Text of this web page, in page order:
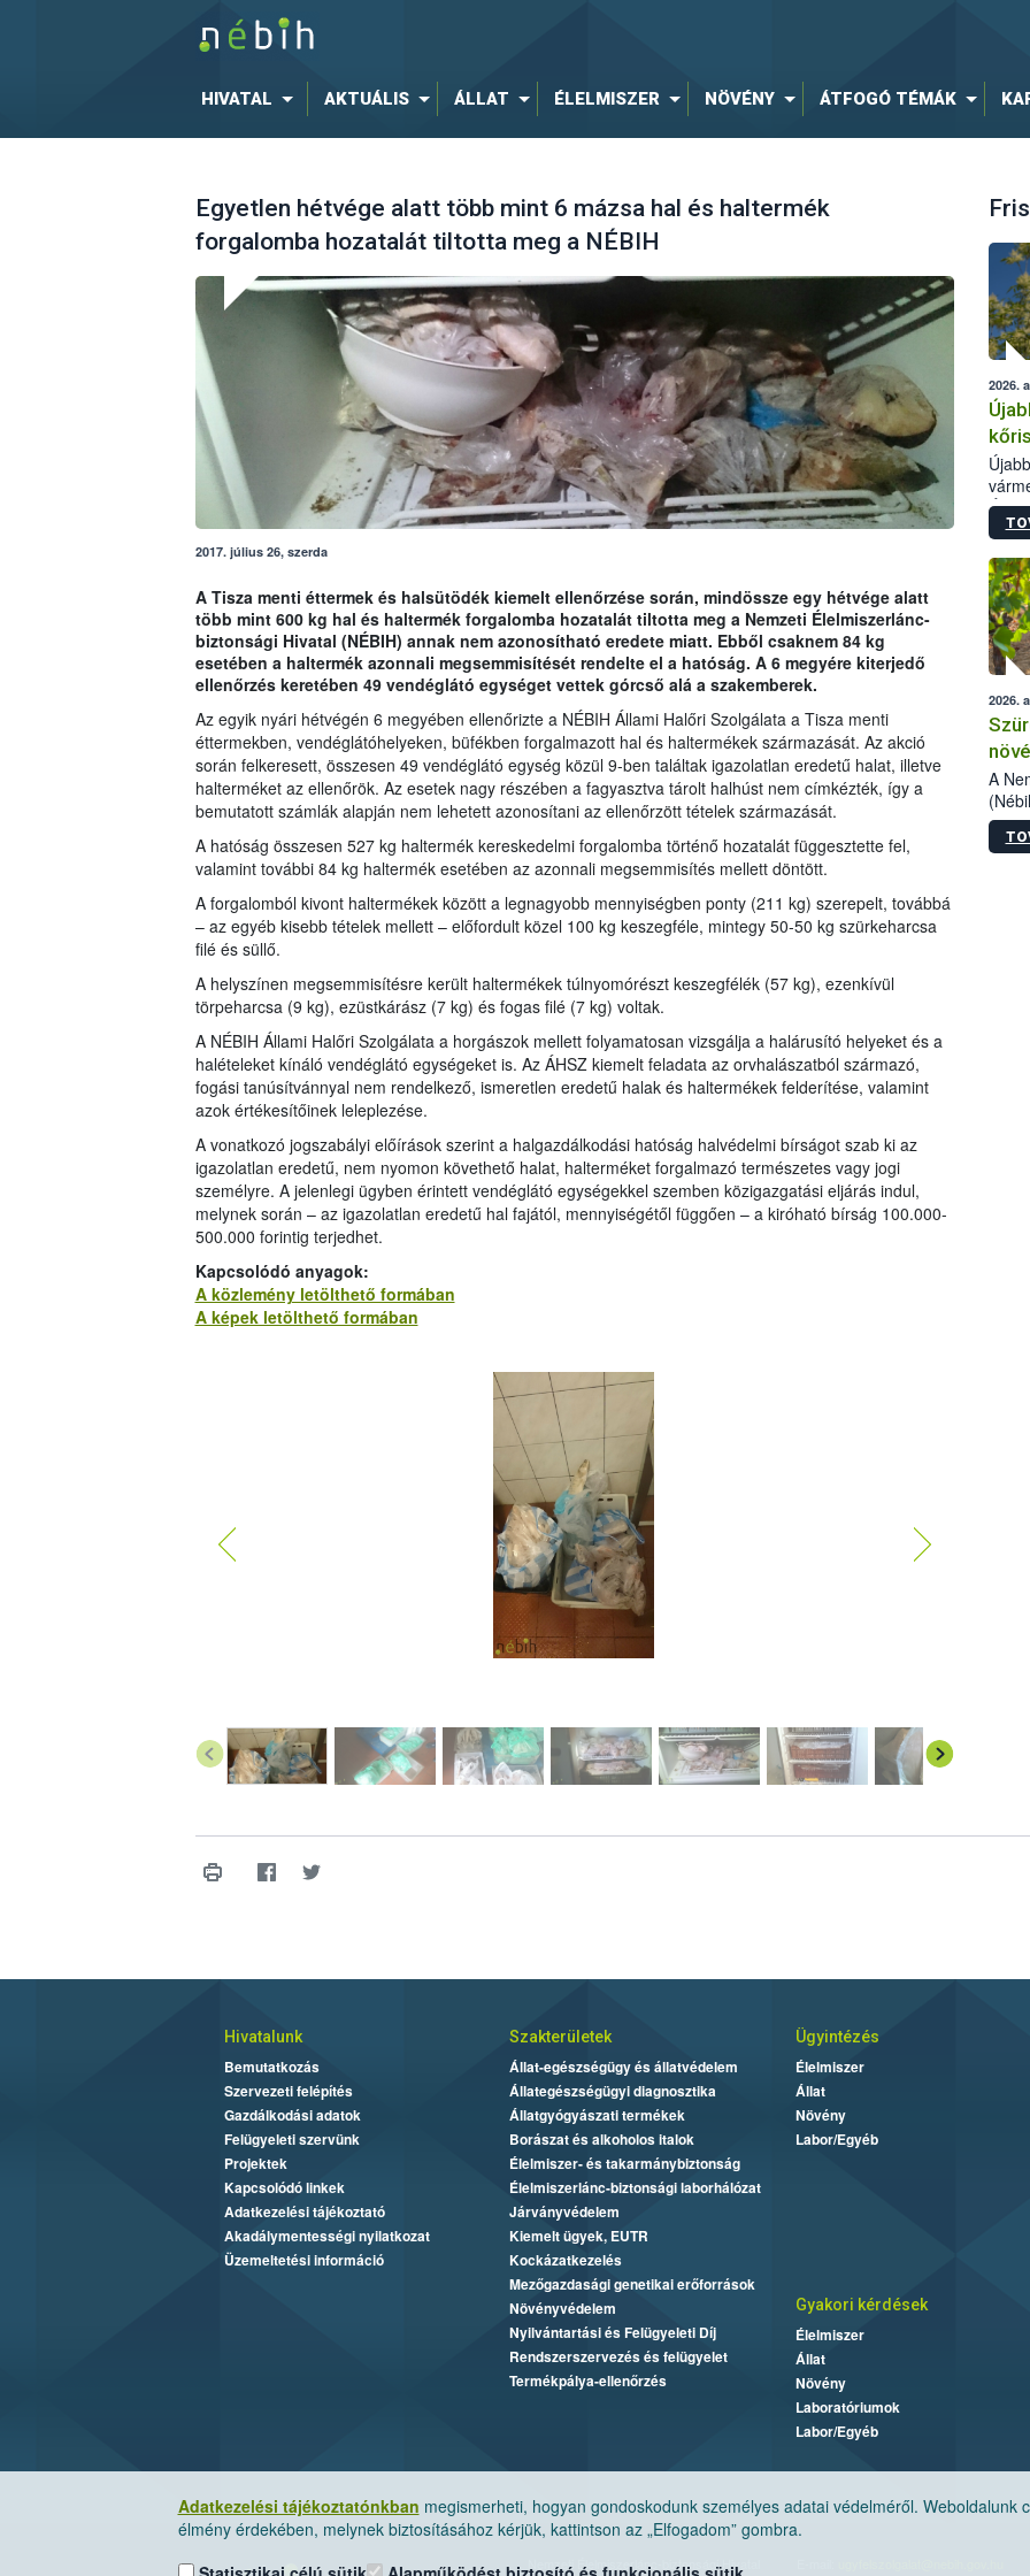
HIVATAL AKTUÁLIS ÁLLAT ÉLELMISZER NÖVÉNY ÁTFOGÓ TÉMÁK
Egyetlen hétvége alatt több mint 6 mázsa hal és haltermék
forgalomba hozatalát tiltotta meg a NÉBIH
2017. július 26, szerda
A Tisza menti éttermek és halsütödék kiemelt ellenőrzése során, mindössze egy hétvége alatt
több mint 600 kg hal és haltermék forgalomba hozatalát tiltotta meg a Nemzeti Élelmiszerlánc-
biztonsági Hivatal (NÉBIH) annak nem azonosítható eredete miatt. Ebből csaknem 84 kg
esetében a haltermék azonnali megsemmisítését rendelte el a hatóság. A 6 megyére kiterjedő
ellenőrzés keretében 49 vendéglátó egységet vettek górcső alá a szakemberek.
Az egyik nyári hétvégén 6 megyében ellenőrizte a NÉBIH Állami Halőri Szolgálata a Tisza menti
éttermekben, vendéglátóhelyeken, büfékben forgalmazott hal és haltermékek származását. Az akció
során felkeresett, összesen 49 vendéglátó egység közül 9-ben találtak igazolatlan eredetű halat, illetve
halterméket az ellenőrök. Az esetek nagy részében a fagyasztva tárolt halhúst nem címkézték, így a
bemutatott számlák alapján nem lehetett azonosítani az ellenőrzött tételek származását.
A hatóság összesen 527 kg haltermék kereskedelmi forgalomba történő hozatalát függesztette fel,
valamint további 84 kg haltermék esetében az azonnali megsemmisítés mellett döntött.
A forgalomból kivont haltermékek között a legnagyobb mennyiségben ponty (211 kg) szerepelt, továbbá
– az egyéb kisebb tételek mellett – előfordult közel 100 kg keszegféle, mintegy 50-50 kg szürkeharcsa
filé és süllő.
A helyszínen megsemmisítésre került haltermékek túlnyomórészt keszegfélék (57 kg), ezenkívül
törpeharcsa (9 kg), ezüstkárász (7 kg) és fogas filé (7 kg) voltak.
A NÉBIH Állami Halőri Szolgálata a horgászok mellett folyamatosan vizsgálja a halárusító helyeket és a
halételeket kínáló vendéglátó egységeket is. Az ÁHSZ kiemelt feladata az orvhalászatból származó,
fogási tanúsítvánnyal nem rendelkező, ismeretlen eredetű halak és haltermékek felderítése, valamint
azok értékesítőinek leleplezése.
A vonatkozó jogszabályi előírások szerint a halgazdálkodási hatóság halvédelmi bírságot szab ki az
igazolatlan eredetű, nem nyomon követhető halat, halterméket forgalmazó természetes vagy jogi
személyre. A jelenlegi ügyben érintett vendéglátó egységekkel szemben közigazgatási eljárás indul,
melynek során – az igazolatlan eredetű hal fajától, mennyiségétől függően – a kiróható bírság 100.000-
500.000 forintig terjedhet.
Kapcsolódó anyagok:
A közlemény letölthető formában
A képek letölthető formában
2026.
2026.
A
Adatkezelési tájékoztatónkban megismerheti, hogyan gondoskodunk személyes adatai védelméről. Weboldalunk
élmény érdekében, melynek biztosításához kérjük, kattintson az „Elfogadom” gombra.
Hivatalunk
Bemutatkozás
Szervezeti felépítés
Gazdálkodási adatok
Felügyeleti szervünk
Projektek
Kapcsolódó linkek
Adatkezelési tájékoztató
Akadálymentességi nyilatkozat
Üzemeltetési információ
Szakterületek
Állat-egészségügy és állatvédelem
Állategészségügyi diagnosztika
Állatgyógyászati termékek
Borászat és alkoholos italok
Élelmiszer- és takarmánybiztonság
Élelmiszerlánc-biztonsági laborhálózat
Járványvédelem
Kiemelt ügyek, EUTR
Kockázatkezelés
Mezőgazdasági genetikai erőforrások
Növényvédelem
Nyilvántartási és Felügyeleti Díj
Rendszerszervezés és felügyelet
Termékpálya-ellenőrzés
Ügyintézés
Élelmiszer
Állat
Növény
Labor/Egyéb
Gyakori kérdések
Élelmiszer
Állat
Növény
Laboratóriumok
Labor/Egyéb
Nemzeti Élelmiszerlánc-biztonsági Hivatal